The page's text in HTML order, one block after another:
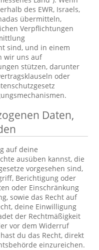
des EWR, Israels,
übermitteln,
Verpflichtungen
sind, und in einem
wir uns auf
stützen, darunter
oder
Daten,
auf deine
ausüben kannst, die
vorgesehen sind,
Berichtigung oder
oder Einschränkung
sowie das Recht auf
deine Einwilligung
der Rechtmäßigkeit
vor dem Widerruf
du das Recht, direkt
einzureichen.